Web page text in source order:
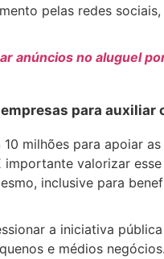
pelas redes
anúncios no aluguel
para auxiliar
milhões para apoiar
valorizar
inclusive para
a iniciativa
e médios